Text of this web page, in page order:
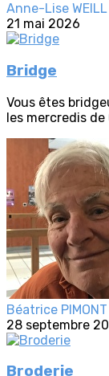
Anne-Lise WEILL
21 mai 2026
Bridge
Vous êtes
les mercredis de
Béatrice PIMONT
28 septembre
Broderie